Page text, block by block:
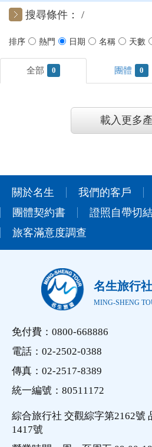
客製化行程
搜尋條件：
0 0
載入更多
關於名生 我們的客戶
團體契約書
證照自帶切
旅客滿意度調查
名生旅行
MING-SHENG
免付費：0800-668886
電話：02-2502-0388
傳真：02-2517-8389
統一編號：80511172
綜合旅行社 交觀綜字第2162號
1417號